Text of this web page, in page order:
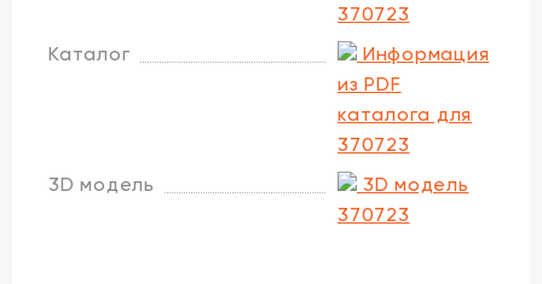
370723
Каталог
Информация
из PDF
каталога для
370723
3D модель
3D модель
370723